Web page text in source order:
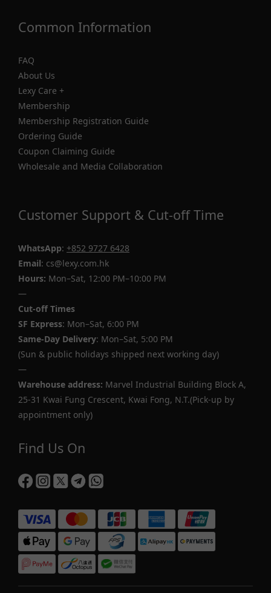
Common Information
FAQ
About Us
Lexy Care +
Membership
Membership Registration Guide
Ordering Guide
Coupon Claiming Guide
Wholesale and Media Collaboration
Customer Support & Cut-off Time
WhatsApp: +852 9727 6428
Email: cs@lexy.com.hk
Hours: Mon–Sat, 12:00 PM–10:00 PM
—
Cut-off Times
SF Express: Mon–Sat, 6:00 PM
Same-Day Delivery: Mon–Sat, 5:00 PM
(Sun & public holidays shipped next working day)
—
Warehouse address: Marvel Industrial Building Block A,
25-31 Kwai Fung Crescent, Kwai Fong, N.T.(Pick-up by
appointment only)
Find Us On